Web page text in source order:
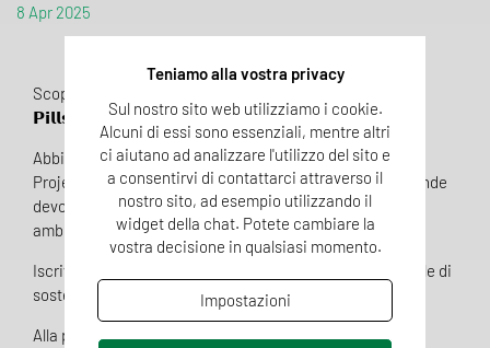
8 Apr 2025
Scoprilo in questo nuovo episodio di 𝗣𝗲𝗴𝗮𝘀𝗼 𝗚𝗿𝗲𝗲𝗻
𝗣𝗶𝗹𝗹𝘀, il vostro boost mensile di #Sostenibilità! 🌱 💊
Abbiamo chiesto all’Ing. @‌Erica Ragni - Sustainaibility
Project Manager diPegaso Management, perché le aziende
devono dare importanza a ciò che dichiarano a livello
ambientale sui propri prodotti e servizi.
Iscriviti al nostro canale e segui ogni mese le nostre pillole di
sostenibilità sui social!
Alla prossima pillola! 🔜
Teniamo alla vostra privacy
Sul nostro sito web utilizziamo i cookie.
Alcuni di essi sono essenziali, mentre altri
ci aiutano ad analizzare l'utilizzo del sito e
a consentirvi di contattarci attraverso il
nostro sito, ad esempio utilizzando il
widget della chat. Potete cambiare la
vostra decisione in qualsiasi momento.
Impostazioni